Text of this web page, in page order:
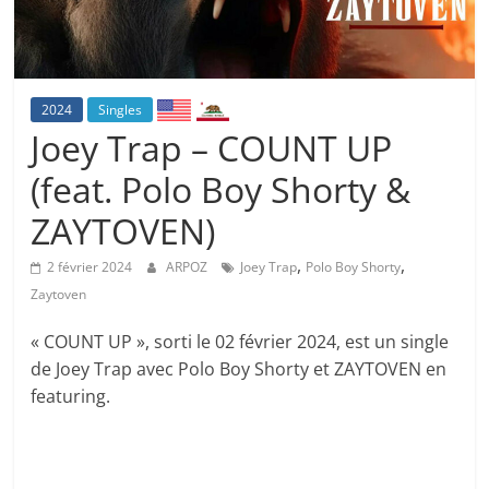
2024 Singles
Joey Trap – COUNT UP
(feat. Polo Boy Shorty &
ZAYTOVEN)
2 février 2024 ARPOZ Joey Trap, Polo Boy Shorty,
Zaytoven
« COUNT UP », sorti le 02 février 2024, est un single
de Joey Trap avec Polo Boy Shorty et ZAYTOVEN en
featuring.